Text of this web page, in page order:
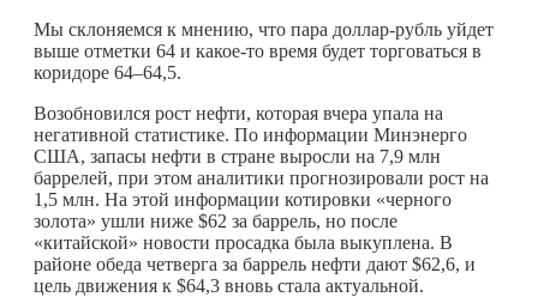
Мы склоняемся к мнению, что пара доллар-рубль уйдет
выше отметки 64 и какое-то время будет торговаться в
коридоре 64–64,5.
Возобновился рост нефти, которая вчера упала на
негативной статистике. По информации Минэнерго
США, запасы нефти в стране выросли на 7,9 млн
баррелей, при этом аналитики прогнозировали рост на
1,5 млн. На этой информации котировки «черного
золота» ушли ниже $62 за баррель, но после
«китайской» новости просадка была выкуплена. В
районе обеда четверга за баррель нефти дают $62,6, и
цель движения к $64,3 вновь стала актуальной.